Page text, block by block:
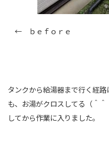
← ｂｅｆｏｒｅ
タンクから給湯器まで行く経
も、お湯がクロスしてる（＾
してから作業に入りました。